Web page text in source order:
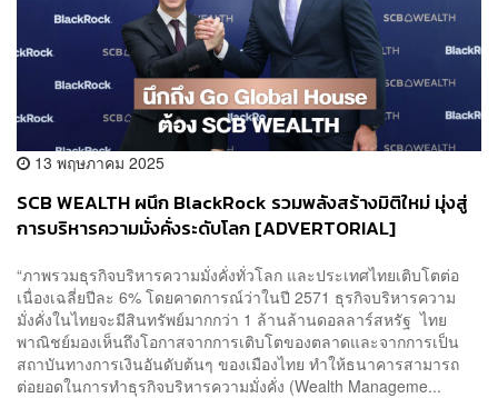
13 พฤษภาคม 2025
SCB WEALTH ผนึก BlackRock รวมพลังสร้างมิติใหม่ มุ่งสู่
การบริหารความมั่งคั่งระดับโลก [ADVERTORIAL]
“ภาพรวมธุรกิจบริหารความมั่งคั่งทั่วโลก และประเทศไทยเติบโตต่อ
เนื่องเฉลี่ยปีละ 6% โดยคาดการณ์ว่าในปี 2571 ธุรกิจบริหารความ
มั่งคั่งในไทยจะมีสินทรัพย์มากกว่า 1 ล้านล้านดอลลาร์สหรัฐ ไทย
พาณิชย์มองเห็นถึงโอกาสจากการเติบโตของตลาดและจากการเป็น
สถาบันทางการเงินอันดับต้นๆ ของเมืองไทย ทำให้ธนาคารสามารถ
ต่อยอดในการทำธุรกิจบริหารความมั่งคั่ง (Wealth Manageme...